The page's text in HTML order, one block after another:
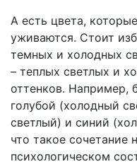
А есть цвета,
уживаются. Стоит
темных и холодных
– теплых светлых и
оттенков. Например,
голубой (холодный
светлый) и синий
что такое сочетание
психологическом